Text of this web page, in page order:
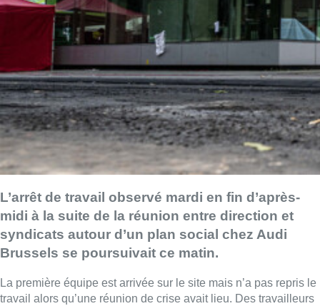
L’arrêt de travail observé mardi en fin d’après-
midi à la suite de la réunion entre direction et
syndicats autour d’un plan social chez Audi
Brussels se poursuivait ce matin.
La première équipe est arrivée sur le site mais n’a pas repris le
travail alors qu’une réunion de crise avait lieu. Des travailleurs